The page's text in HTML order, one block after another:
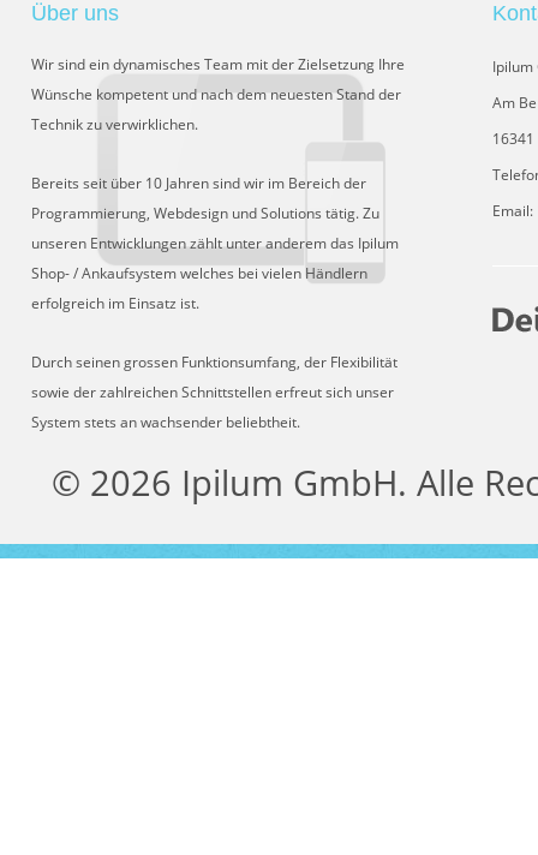
Über uns
Wir sind ein dynamisches Team mit der Zielsetzung Ihre
Wünsche kompetent und nach dem neuesten Stand der
Technik zu verwirklichen.
Bereits seit über 10 Jahren sind wir im Bereich der
Programmierung, Webdesign und Solutions tätig. Zu
unseren Entwicklungen zählt unter anderem das Ipilum
Shop- / Ankaufsystem welches bei vielen Händlern
erfolgreich im Einsatz ist.
Durch seinen grossen Funktionsumfang, der Flexibilität
sowie der zahlreichen Schnittstellen erfreut sich unser
System stets an wachsender beliebtheit.
Ipilum
Am
© 2026 Ipilum GmbH. Alle